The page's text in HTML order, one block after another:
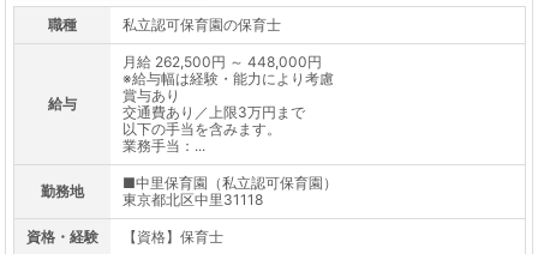
職種 私立認可保育園の保育士
給与
月給 262,500円 ～ 448,000円
※給与幅は経験・能力により考慮
賞与あり
交通費あり／上限3万円まで
以下の手当を含みます。
業務手当：...
勤務地
■中里保育園（私立認可保育園）
東京都北区中里31118
資格・経験 【資格】保育士